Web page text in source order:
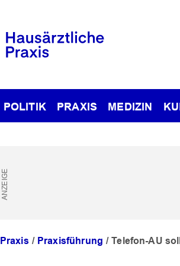
POLITIK PRAXIS MEDIZIN
Praxis Praxisführung Telefon-AU